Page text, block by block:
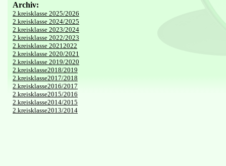
Archiv:
2.kreisklasse 2025/2026
2.kreisklasse 2024/2025
2.kreisklasse 2023/2024
2.kreisklasse 2022/2023
2.kreisklasse 20212022
2.kreisklasse 2020/2021
2.kreisklasse 2019/2020
2.kreisklasse2018/2019
2.kreisklasse2017/2018
2.kreisklasse2016/2017
2.kreisklasse2015/2016
2.kreisklasse2014/2015
2.kreisklasse2013/2014